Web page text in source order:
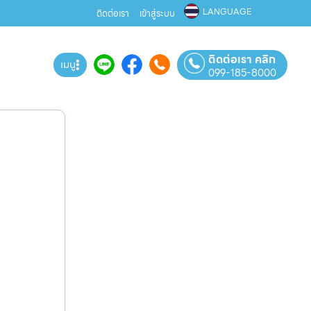
ติดต่อเรา เข้าสู่ระบบ LANGUAGE
เมนู ติดต่อเรา คลิก
099-185-8000